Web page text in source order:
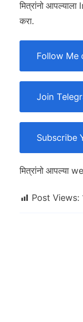
मित्रांनो
करा.
Follow Me
Join
Subscribe
मित्रांनो आपल्या
Post Views: